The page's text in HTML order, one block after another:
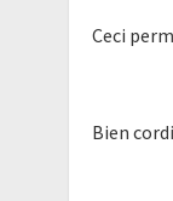
Ceci
Bien